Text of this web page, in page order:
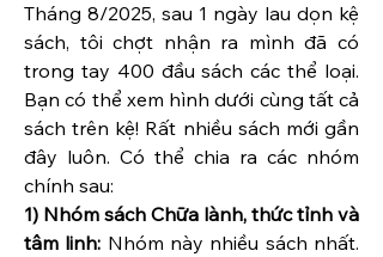
Tháng 8/2025, sau 1 ngày lau dọn kệ
sách, tôi chợt nhận ra mình đã có
trong tay 400 đầu sách các thể loại.
Bạn có thể xem hình dưới cùng tất cả
sách trên kệ! Rất nhiều sách mới gần
đây luôn. Có thể chia ra các nhóm
chính sau:
1) Nhóm sách Chữa lành, thức tỉnh và
tâm linh: Nhóm này nhiều sách nhất.